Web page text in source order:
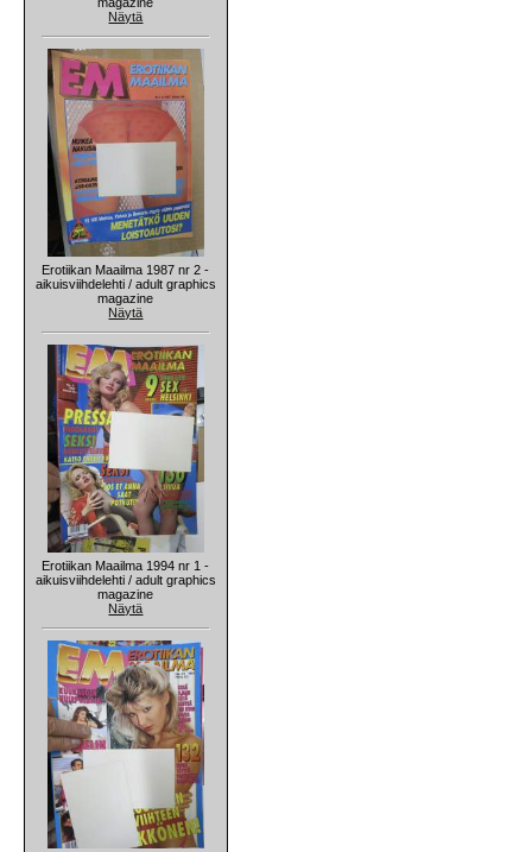
Näytä
Erotiikan Maailma 1987 nr 2 -
aikuisviihdelehti / adult graphics
magazine
Näytä
Erotiikan Maailma 1994 nr 1 -
aikuisviihdelehti / adult graphics
magazine
Näytä